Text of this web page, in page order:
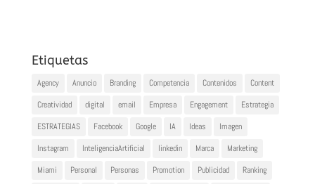
Etiquetas
Agency Anuncio Branding Competencia Contenidos
Content
Creatividad
digital email Empresa Engagement
Estrategia
ESTRATEGIAS
Facebook Google IA Ideas
Imagen
Instagram
InteligenciaArtificial linkedin Marca
Marketing
Miami
Personal Personas Promotion Publicidad
Ranking